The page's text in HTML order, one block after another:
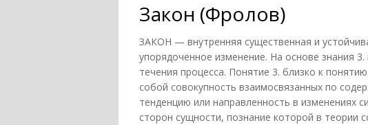
Закон (Фролов)
ЗАКОН — внутренняя существенная и
упорядоченное изменение. На основе знания
течения процесса. Понятие 3. близко к
собой совокупность взаимосвязанных по
тенденцию или направленность в изменениях
сторон сущности, познание которой в теории